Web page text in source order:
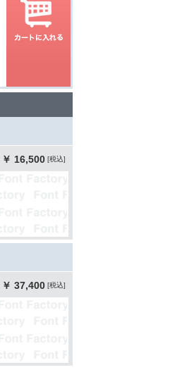
￥ 16,500 [税込]
￥ 37,400 [税込]